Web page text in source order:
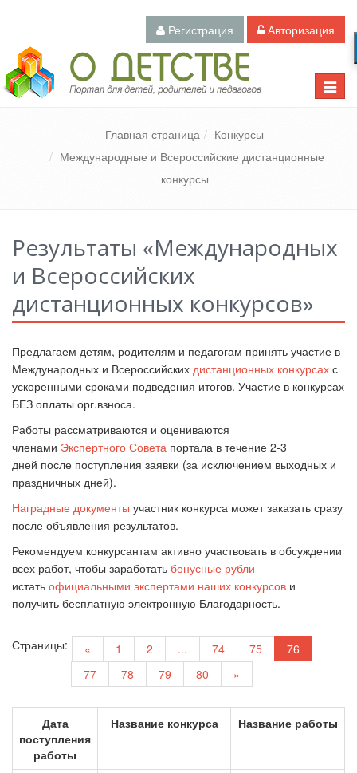
Регистрация Авторизация
Toggle
Педагогический портал «О детстве»
Главная страница
Конкурсы
Международные и Всероссийские дистанционные
конкурсы
Результаты «Международных
и Всероссийских
дистанционных конкурсов»
Предлагаем детям, родителям и педагогам принять участие в
Международных и Всероссийских дистанционных конкурсах с
ускоренными сроками подведения итогов. Участие в конкурсах
БЕЗ оплаты орг.взноса.
Работы рассматриваются и оцениваются
членами Экспертного Совета портала в течение 2-3
дней после поступления заявки (за исключением выходных и
праздничных дней).
Наградные документы участник конкурса может заказать сразу
после объявления результатов.
Рекомендуем конкурсантам активно участвовать в обсуждении
всех работ, чтобы заработать бонусные рубли
истать официальными экспертами наших конкурсов и
получить бесплатную электронную Благодарность.
Страницы: « 1 2 ... 74 75
76
77
78 79 80 »
Дата
поступления
работы
Название конкурса Название работы